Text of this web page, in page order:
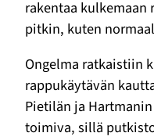
rakentaa kulkemaan
pitkin, kuten
Ongelma ratkaistiin
rappukäytävän
Pietilän ja
toimiva, sillä